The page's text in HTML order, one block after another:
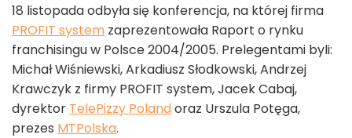
18 listopada odbyła się konferencja, na której firma
PROFIT system zaprezentowała Raport o rynku
franchisingu w Polsce 2004/2005. Prelegentami byli:
Michał Wiśniewski, Arkadiusz Słodkowski, Andrzej
Krawczyk z firmy PROFIT system, Jacek Cabaj,
dyrektor TelePizzy Polandoraz Urszula Potęga,
prezes MTPolska.